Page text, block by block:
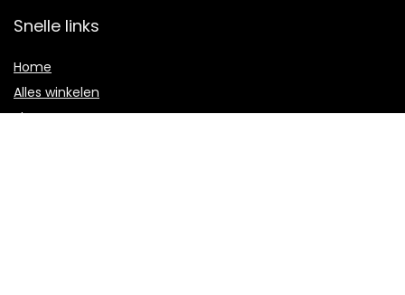
Snelle links
Home
Alles winkelen
Blogs